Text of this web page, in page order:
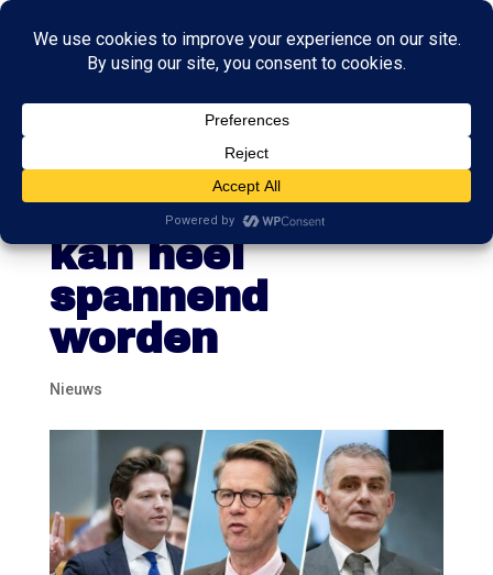
Verkiezing
Kamervoorzitter
kan heel
spannend
worden
Nieuws